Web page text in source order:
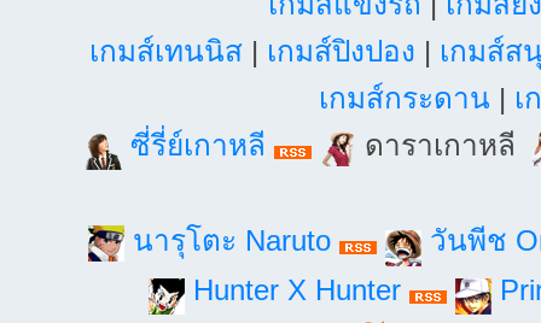
เกมส์เทนนิส| เกมส์ปิงปอง | เกมส์ส
เกมส์กระดาน | เ
ซี่รี่ย์เกาหลี
ดาราเกาหลี
นารุโตะ Naruto
วันพีช
Hunter X Hunter